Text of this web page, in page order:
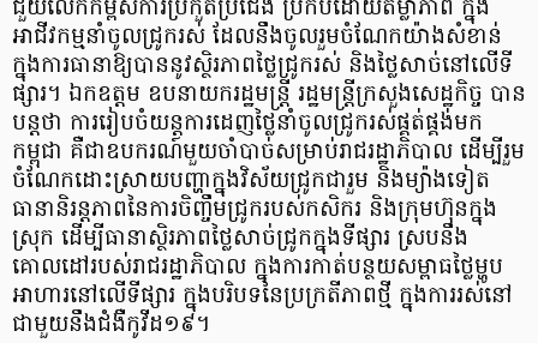
ជួយ​លើកកម្ពស់​ការ​ប្រកួតប្រជែង ប្រកបដោយ​តម្លាភាព ក្នុង​
អាជីវកម្ម​នាំ​ចូល​ជ្រូក​រស់ ដែល​នឹង​ចូលរួម​ចំណែក​យ៉ាង​សំខាន់
ក្នុង​ការ​ធានា​ឱ្យ​បាន​នូវ​ស្ថិរភាព​ថ្លៃ​ជ្រូក​រស់ និង​ថ្លៃ​សាច់​នៅ​លើ​ទី
ផ្សារ​។ ឯកឧត្តម ឧបនាយករដ្ឋមន្ត្រី រដ្ឋមន្ត្រីក្រសួង​សេដ្ឋកិច្ច បាន​
បន្ត​ថា ការ​រៀបចំ​យន្តការ​ដេញថ្លៃ​នាំ​ចូល​ជ្រូក​រស់​ផ្គត់ផ្គង់​មក​
កម្ពុជា គឺជា​ឧបករណ៍​មួយ​ចាំបាច់​សម្រាប់​រាជរដ្ឋាភិបាល ដើម្បី​រួម
ចំណែក​ដោះស្រាយ​បញ្ហា​ក្នុង​វិស័យ​ជ្រូក​ជា​រួម និង​ម្យ៉ាងទៀត​
ធានា​និរន្ត​ភាព​នៃ​ការ​ចិញ្ចឹម​ជ្រូក​របស់​កសិករ និង​ក្រុមហ៊ុន​ក្នុង
ស្រុក ដើម្បី​ធានា​ស្ថិរភាព​ថ្លៃ​សាច់​ជ្រូក​ក្នុង​ទីផ្សារ ស្រប​នឹង​
គោលដៅ​របស់​រាជរដ្ឋាភិបាល ក្នុង​ការ​កាត់​បន្ថយ​សម្ពាធ​ថ្លៃ​ម្ហូប
អាហារ​នៅ​លើ​ទីផ្សារ ក្នុង​បរិបទ​នៃ​ប្រក្រតី​ភាព​ថ្មី ក្នុង​ការ​រស់នៅ​
ជាមួយនឹង​ជំងឺ​កូ​វី​ដ​១៩​។